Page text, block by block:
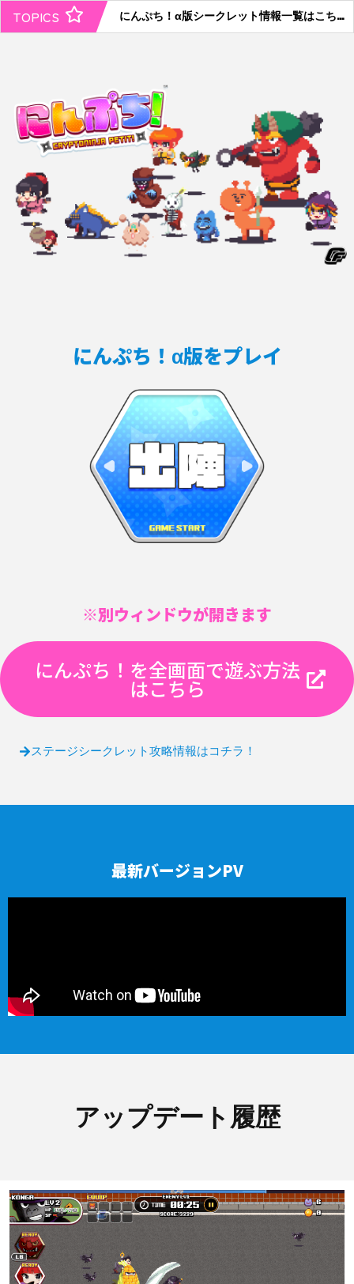
TOPICS にんぷち！α版シークレット情報一覧はこちら
にんぷち！α版をプレイ
※別ウィンドウが開きます
にんぷち！を全画面で遊ぶ方法
はこちら
ステージシークレット攻略情報はコチラ！
最新バージョンPV
アップデート履歴